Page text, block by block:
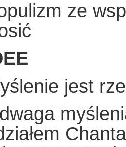
ze
jest